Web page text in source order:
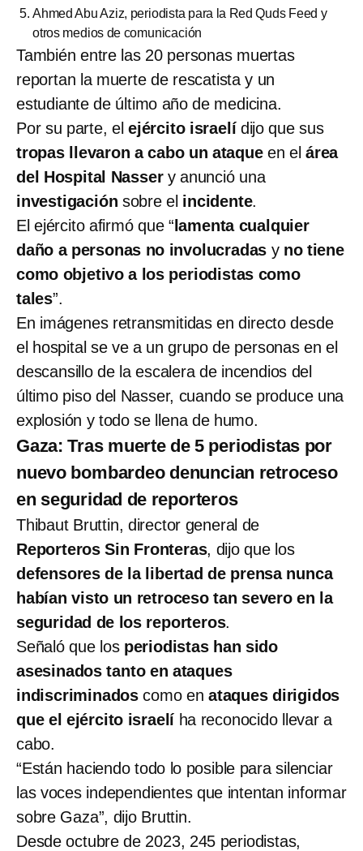
Ahmed Abu Aziz, periodista para la Red Quds Feed y
otros medios de comunicación
También entre las 20 personas muertas
reportan la muerte de rescatista y un
estudiante de último año de medicina.
Por su parte, el ejército israelídijo que sus
tropas llevaron a cabo un ataqueen elárea
del Hospital Nassery anunció una
investigación sobre el incidente.
El ejército afirmó que “ lamenta cualquier
daño a personas no involucradas y no tiene
como objetivo a los periodistas como
tales”.
En imágenes retransmitidas en directo desde
el hospital se ve a un grupo de personas en el
descansillo de la escalera de incendios del
último piso del Nasser, cuando se produce una
explosión y todo se llena de humo.
Gaza: Tras muerte de 5 periodistas por
nuevo bombardeo denuncian retroceso
en seguridad de reporteros
Thibaut Bruttin, director general de
Reporteros Sin Fronteras, dijo que los
defensores de la libertad de prensa nunca
habían visto un retroceso tan severo en la
seguridad de los reporteros.
Señaló que los periodistas han sido
asesinados tanto en ataques
indiscriminadoscomo enataques dirigidos
que el ejército israelí ha reconocido llevar a
cabo.
“Están haciendo todo lo posible para silenciar
las voces independientes que intentan informar
sobre Gaza”, dijo Bruttin.
Desde octubre de 2023, 245 periodistas,